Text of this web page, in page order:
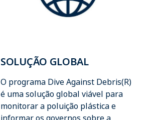
SOLUÇÃO GLOBAL
O programa Dive Against Debris(R)
é uma solução global viável para
monitorar a poluição plástica e